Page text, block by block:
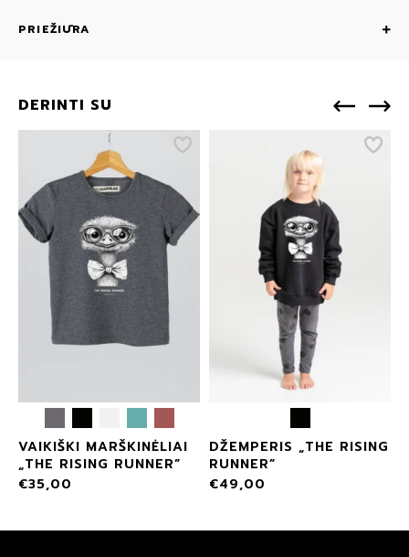
PRIEŽIŪRA
DERINTI SU
VAIKIŠKI MARŠKINĖLIAI
„THE RISING RUNNER”
€35,00
DŽEMPERIS „THE RISING
RUNNER”
€49,00